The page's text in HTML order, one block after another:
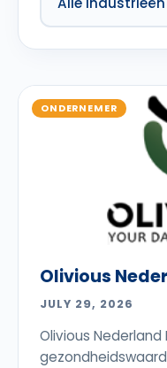
ONDERNEMER
Olivious
JULY 29, 2026
Olivious